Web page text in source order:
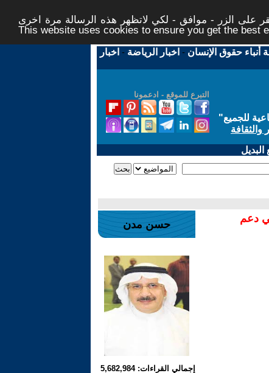
على الزر - موافق - لكي لاتظهر هذه الرسالة مرة اخرى -
This website uses cookies to ensure you get the best
أنباء حقوق الإنسان - اخبار الرياضة - اخبار
التبرع للموقع - ادعمونا
للجميع"
دعم
حسن مدن
إجمالي القراءات: 5,682,984